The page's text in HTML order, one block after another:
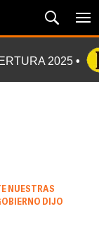
2025
NUESTRAS
DIJO